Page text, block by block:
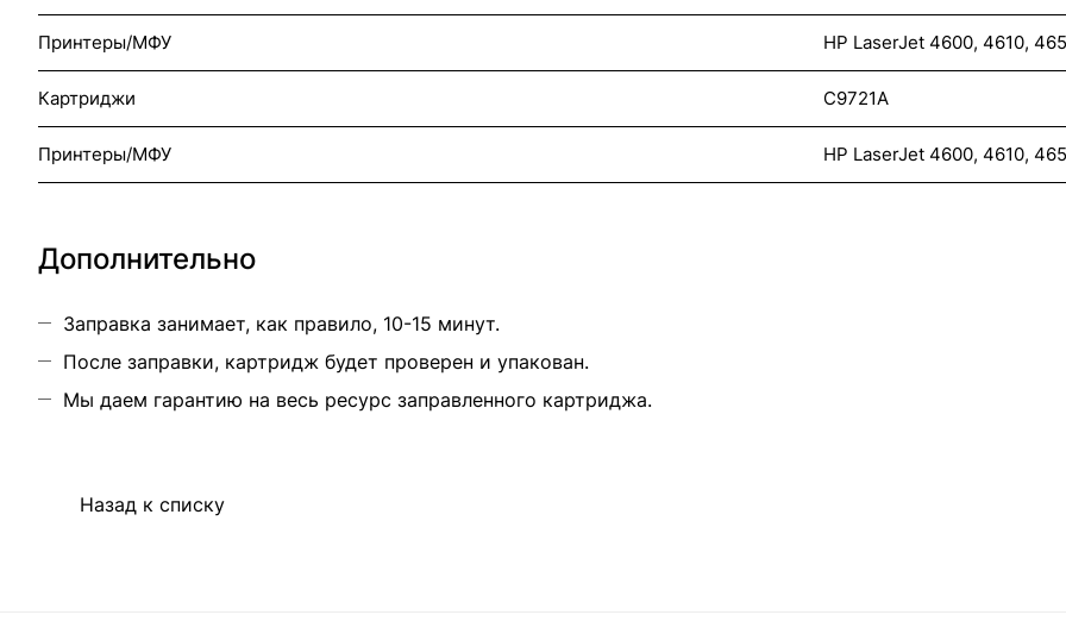
Принтеры/МФУ HP LaserJet 4600, 4610,
Картриджи C9721A
Принтеры/МФУ HP LaserJet 4600, 4610,
Дополнительно
Заправка занимает, как правило, 10-15 минут.
После заправки, картридж будет проверен и упакован.
Мы даем гарантию на весь ресурс заправленного картриджа.
Назад к списку